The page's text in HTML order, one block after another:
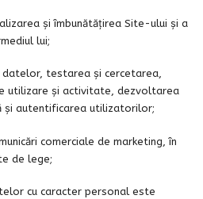
și îmbunătățirea Site-ului și a
lui;
datelor, testarea și cercetarea,
utilizare și activitate, dezvoltarea
și autentificarea utilizatorilor;
comerciale de marketing, în
de lege;
cu caracter personal este